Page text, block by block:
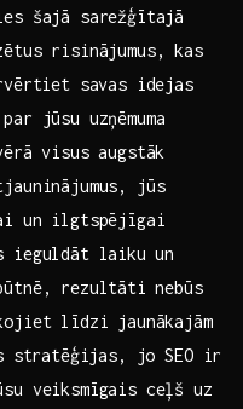
šajā sarežģītajā
risinājumus, kas
savas idejas
jūsu ​uzņēmuma⁤
visus augstāk
jūs
un ‌ilgtspējīgai
ieguldāt laiku ⁣un
rezultāti ⁤nebūs
līdzi jaunākajām
stratēģijas, jo SEO‌ ir
veiksmīgais‍ ceļš ‍uz